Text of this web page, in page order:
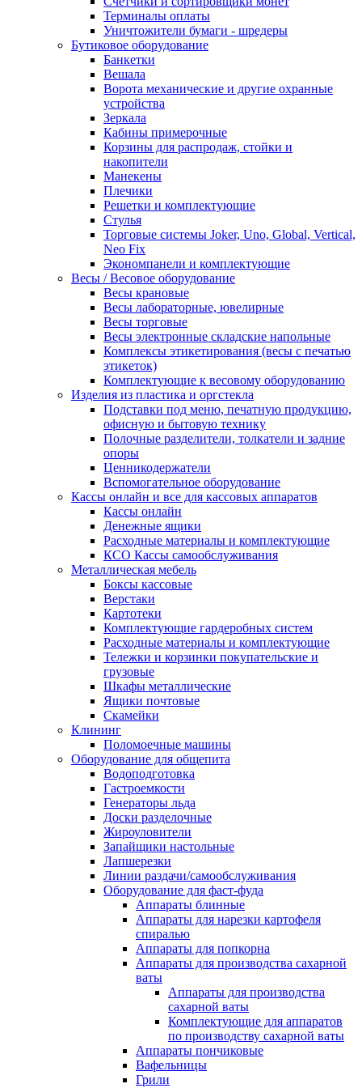
Терминалы оплаты
Уничтожители бумаги - шредеры
Бутиковое оборудование
Банкетки
Вешала
Ворота механические и другие охранные
устройства
Зеркала
Кабины примерочные
Корзины для распродаж, стойки и
накопители
Манекены
Плечики
Решетки и комплектующие
Стулья
Торговые системы Joker, Uno, Global, Vertical,
Neo Fix
Экономпанели и комплектующие
Весы / Весовое оборудование
Весы крановые
Весы лабораторные, ювелирные
Весы торговые
Весы электронные складские напольные
Комплексы этикетирования (весы с печатью
этикеток)
Комплектующие к весовому оборудованию
Изделия из пластика и оргстекла
Подставки под меню, печатную продукцию,
офисную и бытовую технику
Полочные разделители, толкатели и задние
опоры
Ценникодержатели
Вспомогательное оборудование
Кассы онлайн и все для кассовых аппаратов
Кассы онлайн
Денежные ящики
Расходные материалы и комплектующие
КСО Кассы самообслуживания
Металлическая мебель
Боксы кассовые
Верстаки
Картотеки
Комплектующие гардеробных систем
Расходные материалы и комплектующие
Тележки и корзинки покупательские и
грузовые
Шкафы металлические
Ящики почтовые
Скамейки
Клининг
Поломоечные машины
Оборудование для общепита
Водоподготовка
Гастроемкости
Генераторы льда
Доски разделочные
Жироуловители
Запайщики настольные
Лапшерезки
Линии раздачи/самообслуживания
Оборудование для фаст-фуда
Аппараты блинные
Аппараты для нарезки картофеля
спиралью
Аппараты для попкорна
Аппараты для производства сахарной
ваты
Аппараты для производства
сахарной ваты
Комплектующие для аппаратов
по производству сахарной ваты
Аппараты пончиковые
Вафельницы
Грили